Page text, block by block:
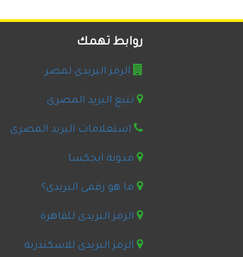
روابط تهمك
الرمز البريدى لمصر
تتبع البريد المصرى
استعلامات البريد المصرى
مدونة ايجكسا
ما هو رقمى البريدى؟
الرمز البريدى للقاهرة
الرمز البريدى للاسكندرية